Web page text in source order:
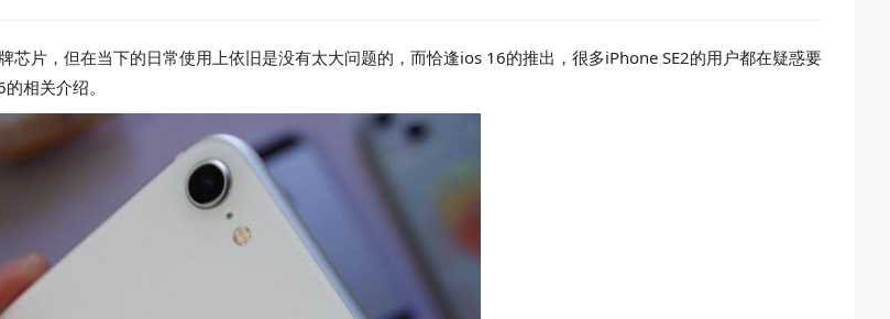
片，但在当下的日常使用上依旧是没有太大问题的，而恰逢ios 16的推出，很多iPhone SE2的用户都在疑惑要
相关介绍。